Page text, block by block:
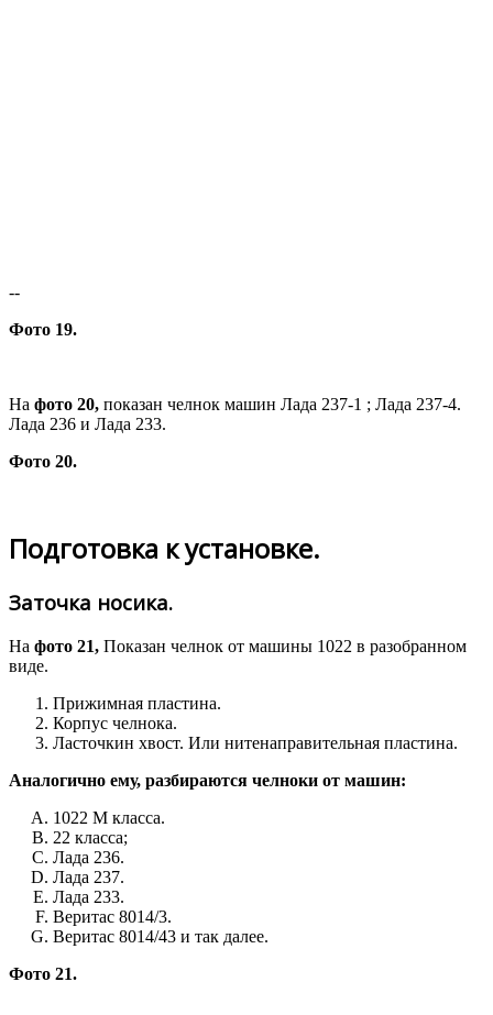
--
Фото 19.
На фото 20, показан челнок машин Лада 237-1 ; Лада 237-4.
Лада 236 и Лада 233.
Фото 20.
Подготовка к установке.
Заточка носика.
На фото 21, Показан челнок от машины 1022 в разобранном
виде.
Прижимная пластина.
Корпус челнока.
Ласточкин хвост. Или нитенаправительная пластина.
Аналогично ему, разбираются челноки от машин:
1022 М класса.
22 класса;
Лада 236.
Лада 237.
Лада 233.
Веритас 8014/3.
Веритас 8014/43 и так далее.
Фото 21.